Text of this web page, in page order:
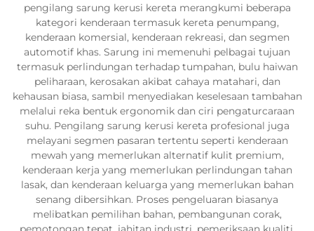
pengilang sarung kerusi kereta merangkumi beberapa
kategori kenderaan termasuk kereta penumpang,
kenderaan komersial, kenderaan rekreasi, dan segmen
automotif khas. Sarung ini memenuhi pelbagai tujuan
termasuk perlindungan terhadap tumpahan, bulu haiwan
peliharaan, kerosakan akibat cahaya matahari, dan
kehausan biasa, sambil menyediakan keselesaan tambahan
melalui reka bentuk ergonomik dan ciri pengaturcaraan
suhu. Pengilang sarung kerusi kereta profesional juga
melayani segmen pasaran tertentu seperti kenderaan
mewah yang memerlukan alternatif kulit premium,
kenderaan kerja yang memerlukan perlindungan tahan
lasak, dan kenderaan keluarga yang memerlukan bahan
senang dibersihkan. Proses pengeluaran biasanya
melibatkan pemilihan bahan, pembangunan corak,